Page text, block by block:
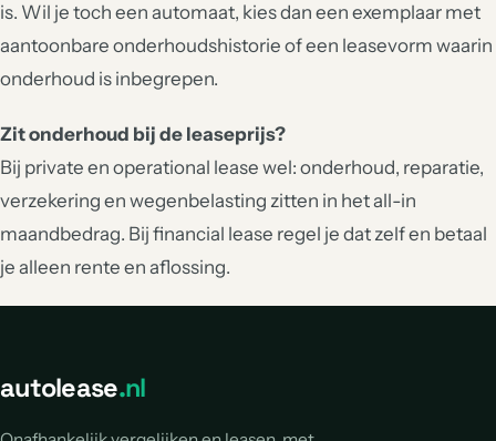
is. Wil je toch een automaat, kies dan een exemplaar met
aantoonbare onderhoudshistorie of een leasevorm waarin
onderhoud is inbegrepen.
Zit onderhoud bij de leaseprijs?
Bij private en operational lease wel: onderhoud, reparatie,
verzekering en wegenbelasting zitten in het all-in
maandbedrag. Bij financial lease regel je dat zelf en betaal
je alleen rente en aflossing.
autolease.nl